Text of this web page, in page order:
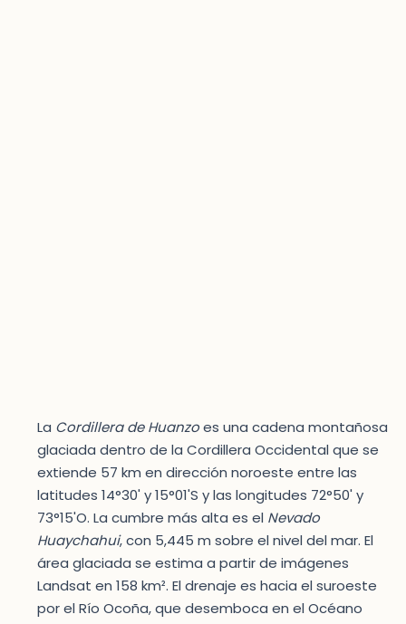
La Cordillera de Huanzoes una cadena montañosa
glaciada dentro de la Cordillera Occidental que se
extiende 57 km en dirección noroeste entre las
latitudes 14°30' y 15°01'S y las longitudes 72°50' y
73°15'O. La cumbre más alta es el Nevado
Huaychahui, con 5,445 m sobre el nivel del mar. El
área glaciada se estima a partir de imágenes
Landsat en 158 km². El drenaje es hacia el suroeste
por el Río Ocoña, que desemboca en el Océano